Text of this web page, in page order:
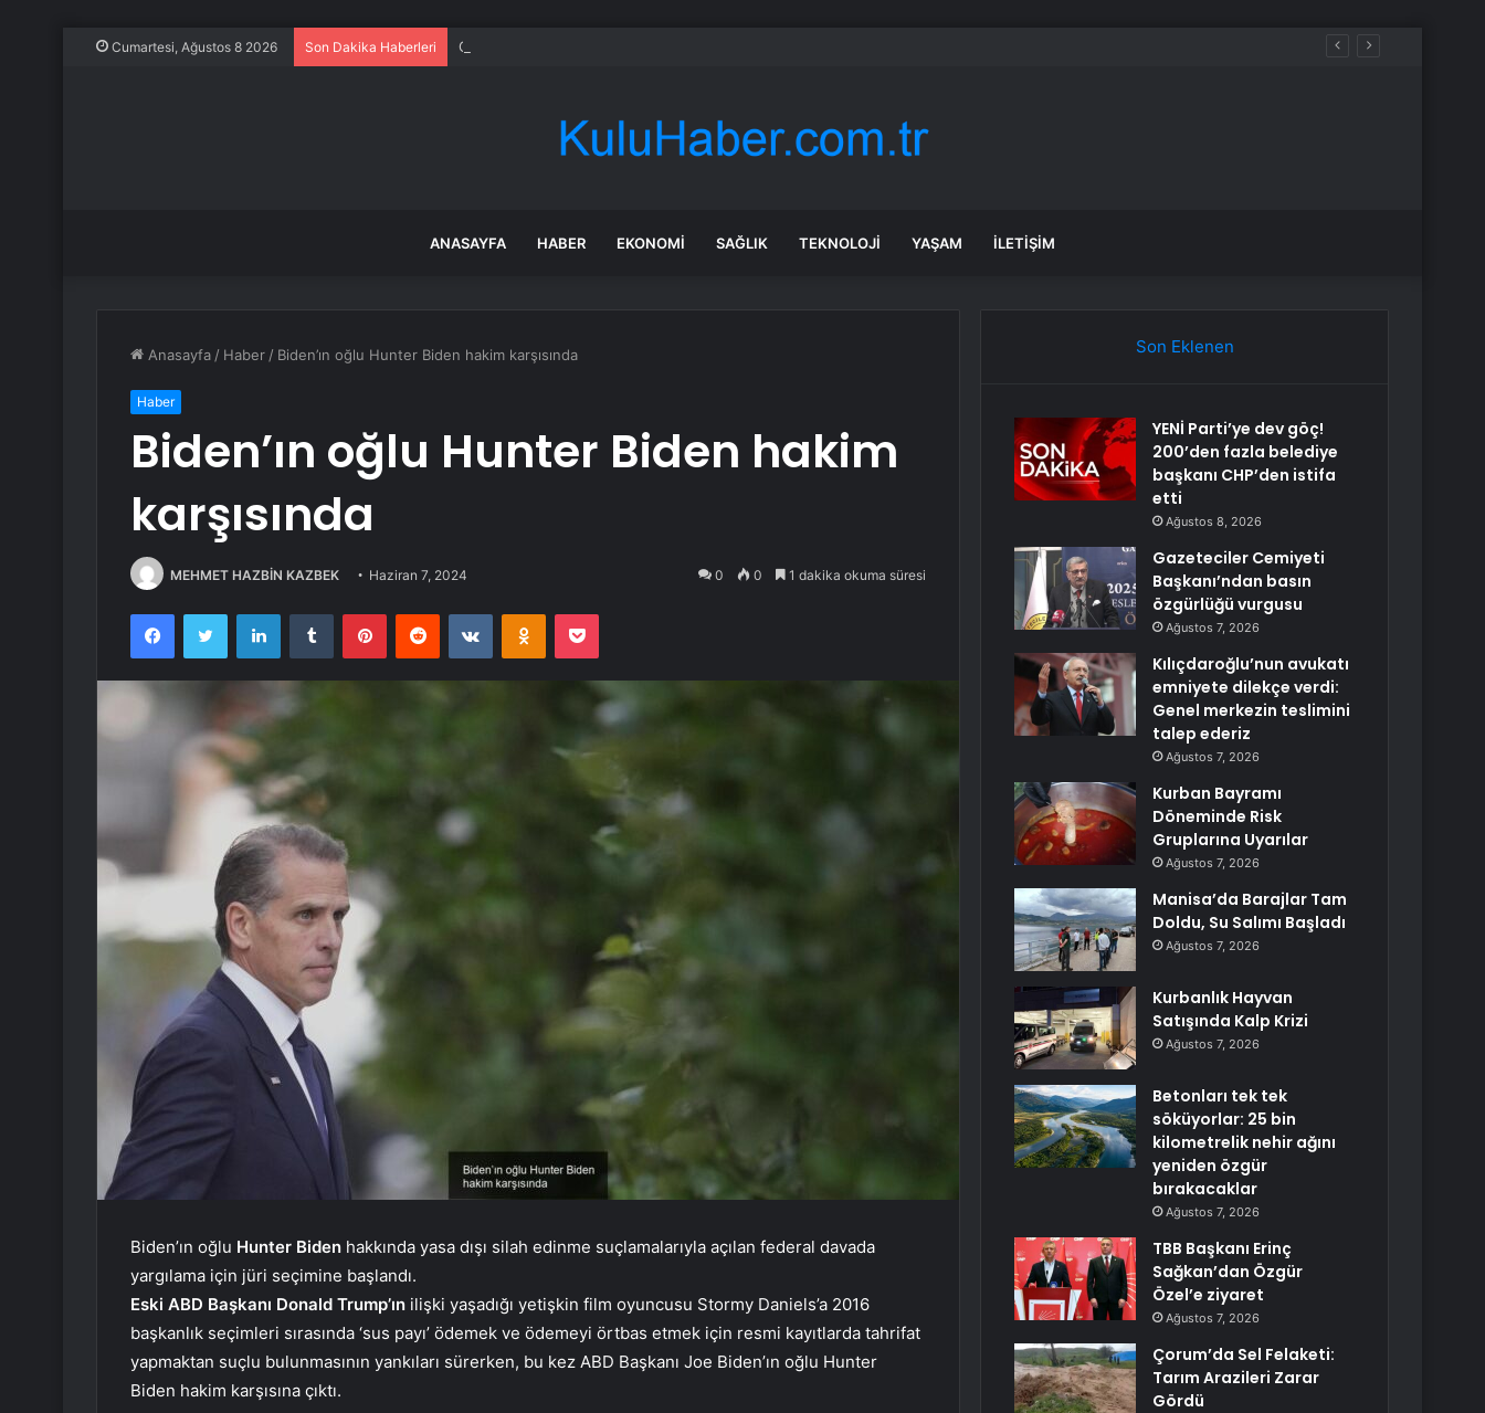
Cumartesi, Ağustos 8 2026 Son Dakika Haberleri Gazeteciler Cemiyeti Başkanı’ndan basın özgürlüğü vurgusu
ANASAYFA HABER EKONOMI SAĞLIK TEKNOLOJI YAŞAM İLETIŞIM
Anasayfa / Haber / Biden’ın oğlu Hunter Biden hakim karşısında
Haber
Biden’ın oğlu Hunter Biden hakim
karşısında
MEHMET HAZBİN KAZBEK Haziran 7, 2024 0 0 1 dakika okuma süresi
FacebookTwitter LinkedInTumblr PinterestReddit VKontakteOdnoklassniki
Pocket
Biden’ın oğlu Hunter Biden hakkında yasa dışı silah edinme suçlamalarıyla açılan federal davada
yargılama için jüri seçimine başlandı.
Eski ABD Başkanı Donald Trump’ın ilişki yaşadığı yetişkin film oyuncusu Stormy Daniels’a 2016
başkanlık seçimleri sırasında ‘sus payı’ ödemek ve ödemeyi örtbas etmek için resmi kayıtlarda tahrifat
yapmaktan suçlu bulunmasının yankıları sürerken, bu kez ABD Başkanı Joe Biden’ın oğlu Hunter
Biden hakim karşısına çıktı.
Son Eklenen
YENİ Parti’ye dev göç!
200’den fazla belediye
başkanı CHP’den istifa
etti
Ağustos 8, 2026
Gazeteciler Cemiyeti
Başkanı’ndan basın
özgürlüğü vurgusu
Ağustos 7, 2026
Kılıçdaroğlu’nun avukatı
emniyete dilekçe verdi:
Genel merkezin teslimini
talep ederiz
Ağustos 7, 2026
Kurban Bayramı
Döneminde Risk
Gruplarına Uyarılar
Ağustos 7, 2026
Manisa’da Barajlar Tam
Doldu, Su Salımı Başladı
Ağustos 7, 2026
Kurbanlık Hayvan
Satışında Kalp Krizi
Ağustos 7, 2026
Betonları tek tek
söküyorlar: 25 bin
kilometrelik nehir ağını
yeniden özgür
bırakacaklar
Ağustos 7, 2026
TBB Başkanı Erinç
Sağkan’dan Özgür
Özel’e ziyaret
Ağustos 7, 2026
Çorum’da Sel Felaketi:
Tarım Arazileri Zarar
Gördü